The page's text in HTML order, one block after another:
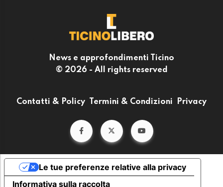
News e approfondimenti Ticino
© 2026 - All rights reserved
Contatti & Policy Termini & Condizioni Privacy
Informativa sulla raccolta
Le tue preferenze relative alla privacy